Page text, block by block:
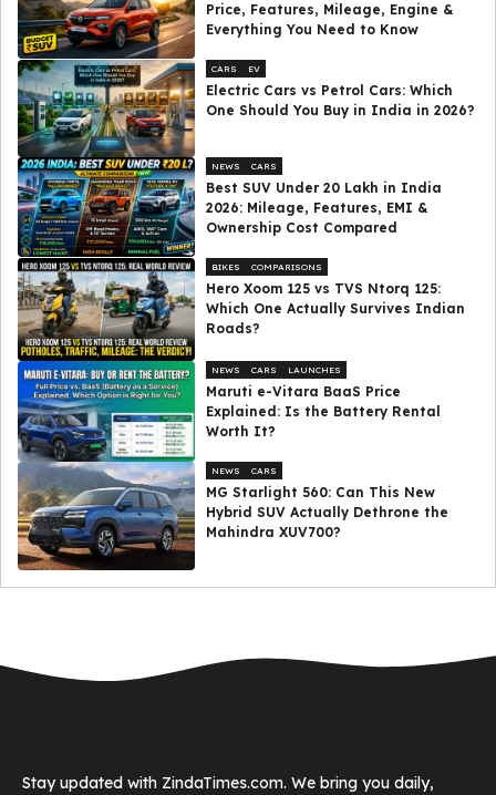
Price, Features, Mileage, Engine &
Everything You Need to Know
CARS EV
Electric Cars vs Petrol Cars: Which
One Should You Buy in India in 2026?
NEWS CARS
Best SUV Under ₹20 Lakh in India
2026: Mileage, Features, EMI &
Ownership Cost Compared
BIKES COMPARISONS
Hero Xoom 125 vs TVS Ntorq 125:
Which One Actually Survives Indian
Roads?
NEWS CARS LAUNCHES
Maruti e-Vitara BaaS Price
Explained: Is the Battery Rental
Worth It?
NEWS CARS
MG Starlight 560: Can This New
Hybrid SUV Actually Dethrone the
Mahindra XUV700?
Stay updated with ZindaTimes.com. We bring you daily,